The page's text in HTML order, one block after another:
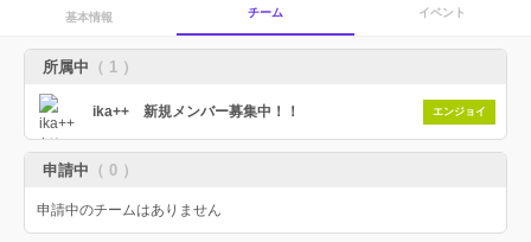
基本情報 チーム イベント
所属中 （ 1 ）
ika++ 新規メンバー募集中！！ エンジョイ
申請中 （ 0 ）
申請中のチームはありません